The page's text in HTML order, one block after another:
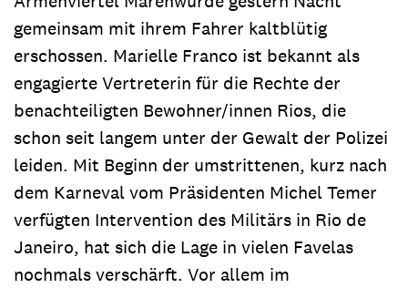
gemeinsam mit ihrem Fahrer kaltblütig
erschossen. Marielle Franco ist bekannt als
engagierte Vertreterin für die Rechte der
benachteiligten Bewohner/innen Rios, die
schon seit langem unter der Gewalt der Polizei
leiden. Mit Beginn der umstrittenen, kurz nach
dem Karneval vom Präsidenten Michel Temer
verfügten Intervention des Militärs in Rio de
Janeiro, hat sich die Lage in vielen Favelas
nochmals verschärft. Vor allem im